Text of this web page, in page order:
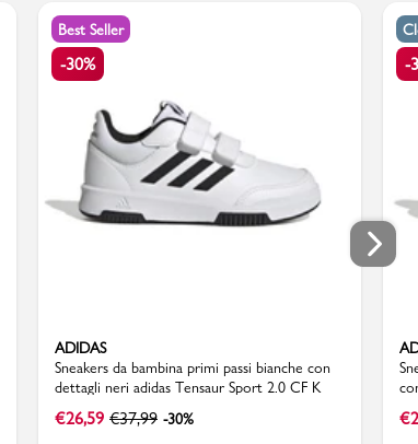
Best Seller
-30%
ADIDAS
Sneakers da bambina primi passi bianche con
dettagli neri adidas Tensaur Sport 2.0 CF K
€26,59 €37,99 -30%
-
€